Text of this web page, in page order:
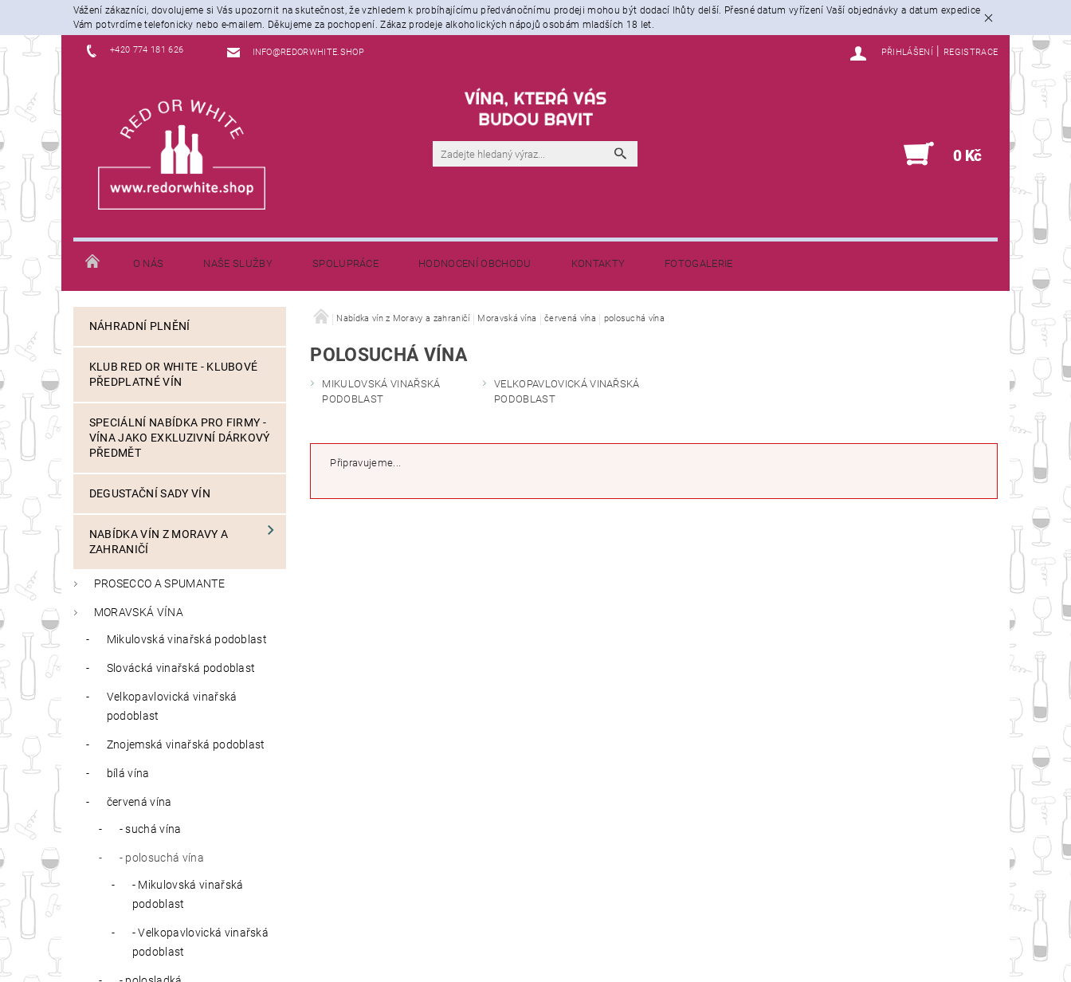
Vážení zákazníci, dovolujeme si Vás upozornit na skutečnost, že vzhledem k probíhajícímu předvánočnímu prodeji mohou být dodací lhůty delší. Přesné datum vyřízení Vaší objednávky a datum expedice
Vám potvrdíme telefonicky nebo e-mailem. Děkujeme za pochopení. Zákaz prodeje alkoholických nápojů osobám mladších 18 let.
+420 774 181 626 INFO@REDORWHITE.SHOP PŘIHLÁŠENÍ REGISTRACE
0 Kč
O NÁS NAŠE SLUŽBY SPOLUPRÁCE HODNOCENÍ OBCHODU KONTAKTY FOTOGALERIE
JAK NAKUPOVAT INFORMACE K DOPRAVĚ
NÁHRADNÍ PLNĚNÍ
KLUB RED OR WHITE - KLUBOVÉ
PŘEDPLATNÉ VÍN
SPECIÁLNÍ NABÍDKA PRO FIRMY -
VÍNA JAKO EXKLUZIVNÍ DÁRKOVÝ
PŘEDMĚT
DEGUSTAČNÍ SADY VÍN
NABÍDKA VÍN Z MORAVY A
ZAHRANIČÍ
PROSECCO A SPUMANTE
MORAVSKÁ VÍNA
Mikulovská vinařská podoblast
Slovácká vinařská podoblast
Velkopavlovická vinařská
podoblast
Znojemská vinařská podoblast
bílá vína
červená vína
- suchá vína
- polosuchá vína
- Mikulovská vinařská
podoblast
- Velkopavlovická vinařská
podoblast
Nabídka vín z Moravy a zahraničí Moravská vína červená vína polosuchá vína
POLOSUCHÁ VÍNA
MIKULOVSKÁ VINAŘSKÁ
PODOBLAST
VELKOPAVLOVICKÁ VINAŘSKÁ
PODOBLAST
Připravujeme...